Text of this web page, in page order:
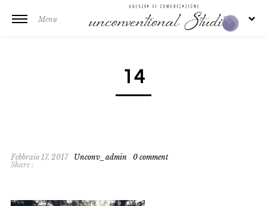
Menu Info
14
Febbraio 17, 2017 Unconv_admin
0 comment
Share :